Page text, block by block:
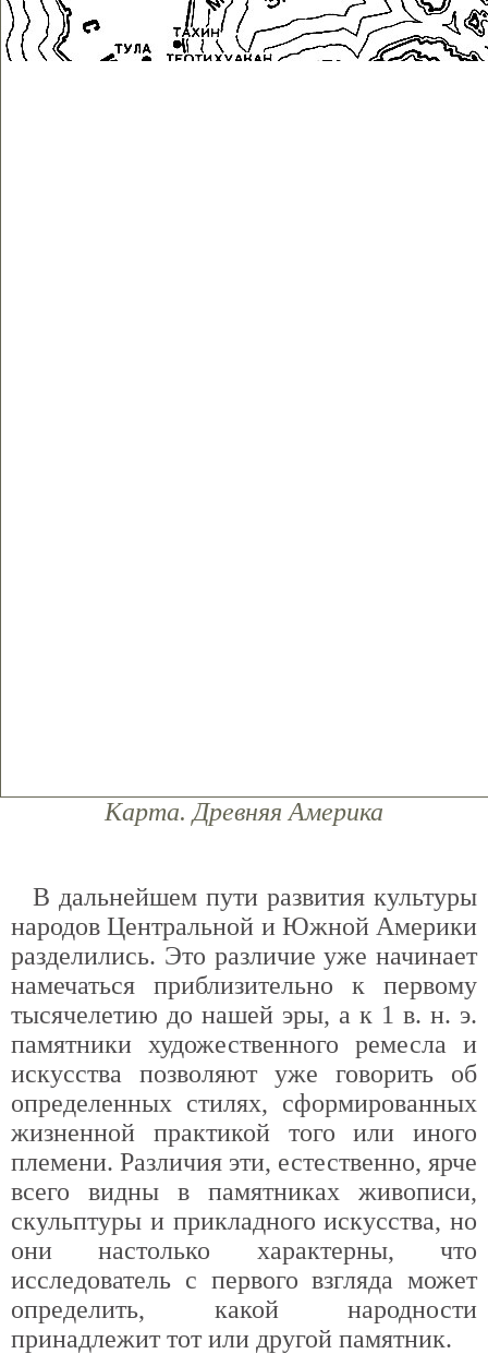
Карта. Древняя Америка
В дальнейшем пути развития культуры
народов Центральной и Южной Америки
разделились. Это различие уже начинает
намечаться приблизительно к первому
тысячелетию до нашей эры, а к 1 в. н. э.
памятники художественного ремесла и
искусства позволяют уже говорить об
определенных стилях, сформированных
жизненной практикой того или иного
племени. Различия эти, естественно, ярче
всего видны в памятниках живописи,
скульптуры и прикладного искусства, но
они настолько характерны, что
исследователь с первого взгляда может
определить, какой народности
принадлежит тот или другой памятник.